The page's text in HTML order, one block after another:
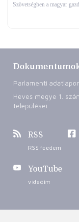
Szövetségben a magyar
Parlamenti
Heves megye 1.
települései
RSS
RSS feedem
YouTube
videóim